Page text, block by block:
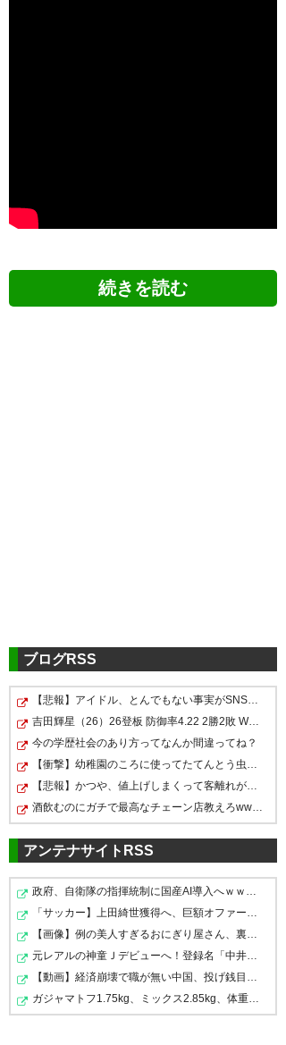
https://t.co/bVl0kBKzmG
— ヴィッセル神戸 (visselkobe)
2019, 8月 17
やったあ！ヴィッセル勝っ
た！！！リーグ戦6試合ぶりの勝
利。 #vissel #ヴィッセル神戸
— んどん(´◕ ͜ʖ ◕`) (ndon_nmk)
2019, 8月 17
3-0勝利！今季ベストゲームや
ヴィッセル神戸3-0浦和レッズ
これは歴代最強ヴィッセルの始
まりだわ
https://t.co/n2p21kYzM5
— ブリザード (vibli_765)2019,
8月 17
こんな簡単に逃げ切るなんてヴ
ィッセルじゃねえ
— ふじもん。 (Bsfuji2946)
たった１試合で高徳が欠かせな
い戦力になっとる #vissel
— ナオ35 (nakanao35)2019, 8
月 17
J1 第23節 古橋亨梧に山口蛍にイ
ニエスタ！3ゴールにからむTJ最
高やん！ 観てて楽しい試合をあ
りがとう！！ #vissel
#VisselKobe #ヴィッセル神戸
ブログRSS
【悲報】アイドル、とんでもない事実がSNSで拡散→運営が…
吉田輝星（26）26登板 防御率4.22 2勝2敗 WHIP1.36
今の学歴社会のあり方ってなんか間違ってね？
【衝撃】幼稚園のころに使ってたてんとう虫のハサミ、現…
【悲報】かつや、値上げしまくって客離れが激化
酒飲むのにガチで最高なチェーン店教えろwwwwwwwwww
アンテナサイトRSS
政府、自衛隊の指揮統制に国産AI導入へｗｗｗ「新しい戦…
「サッカー】上田綺世獲得へ、巨額オファーを提示か「受…
【画像】例の美人すぎるおにぎり屋さん、裏でおっさんが…
元レアルの神童Ｊデビューへ！登録名「中井卓大ピピ」日…
【動画】経済崩壊で職が無い中国、投げ銭目当ての路上〇…
ガジャマトフ1.75kg、ミックス2.85kg、体重オーバー